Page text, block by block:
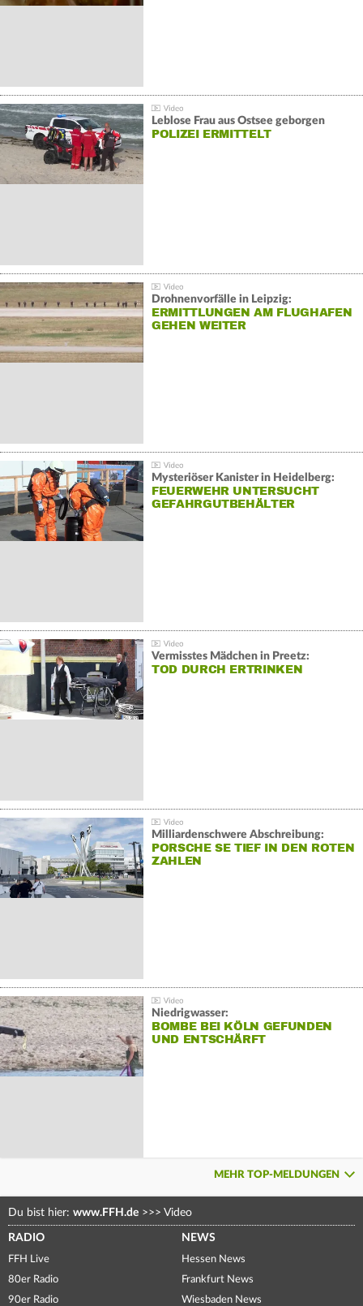
Leblose Frau aus Ostsee geborgen
POLIZEI ERMITTELT
Drohnenvorfälle in Leipzig:
ERMITTLUNGEN AM FLUGHAFEN
GEHEN WEITER
Mysteriöser Kanister in Heidelberg:
FEUERWEHR UNTERSUCHT
GEFAHRGUTBEHÄLTER
Vermisstes Mädchen in Preetz:
TOD DURCH ERTRINKEN
Milliardenschwere Abschreibung:
PORSCHE SE TIEF IN DEN ROTEN
ZAHLEN
Niedrigwasser:
BOMBE BEI KÖLN GEFUNDEN
UND ENTSCHÄRFT
MEHR TOP-MELDUNGEN
Du bist hier: www.FFH.de >>> Video
RADIO
FFH Live
80er Radio
90er Radio
NEWS
Hessen News
Frankfurt News
Wiesbaden News